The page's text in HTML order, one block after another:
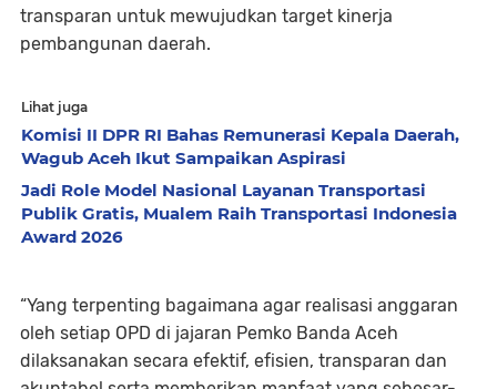
transparan untuk mewujudkan target kinerja
pembangunan daerah.
Lihat juga
Komisi II DPR RI Bahas Remunerasi Kepala Daerah,
Wagub Aceh Ikut Sampaikan Aspirasi
Jadi Role Model Nasional Layanan Transportasi
Publik Gratis, Mualem Raih Transportasi Indonesia
Award 2026
“Yang terpenting bagaimana agar realisasi anggaran
oleh setiap OPD di jajaran Pemko Banda Aceh
dilaksanakan secara efektif, efisien, transparan dan